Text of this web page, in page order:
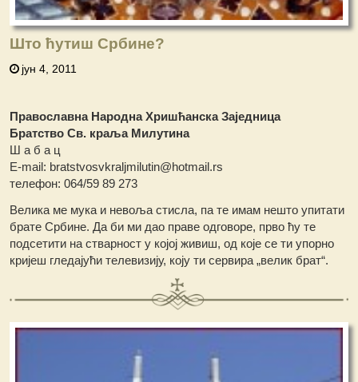
Што ћутиш Србине?
јун 4, 2011
Православна Народна Хришћанска Заједница
Братство Св. краља Милутина
Ш а б а ц
Е-mail: bratstvosvkraljmilutin@hotmail.rs
телефон: 064/59 89 273
Велика ме мука и невоља стисла, па те имам нешто упитати
брате Србине. Да би ми дао праве одговоре, прво ћу те
подсетити на стварност у којој живиш, од које се ти упорно
кријеш гледајући телевизију, коју ти сервира „велик брат“.